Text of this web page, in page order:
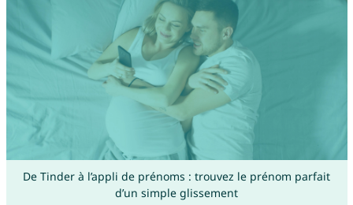
De Tinder à l’appli de prénoms : trouvez le prénom parfait
d’un simple glissement